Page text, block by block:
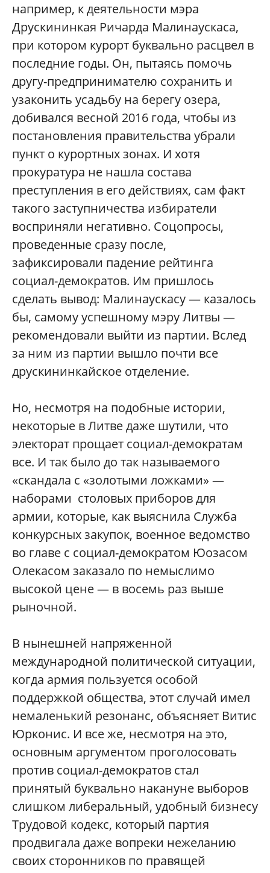
например, к деятельности мэра
Друскининкая Ричарда Малинаускаса,
при котором курорт буквально расцвел в
последние годы. Он, пытаясь помочь
другу-предпринимателю сохранить и
узаконить усадьбу на берегу озера,
добивался весной 2016 года, чтобы из
постановления правительства убрали
пункт о курортных зонах. И хотя
прокуратура не нашла состава
преступления в его действиях, сам факт
такого заступничества избиратели
восприняли негативно. Соцопросы,
проведенные сразу после,
зафиксировали падение рейтинга
социал-демократов. Им пришлось
сделать вывод: Малинаускасу — казалось
бы, самому успешному мэру Литвы —
рекомендовали выйти из партии. Вслед
за ним из партии вышло почти все
друскининкайское отделение.
Но, несмотря на подобные истории,
некоторые в Литве даже шутили, что
электорат прощает социал-демократам
все. И так было до так называемого
«скандала с «золотыми ложками» —
наборами столовых приборов для
армии, которые, как выяснила Служба
конкурсных закупок, военное ведомство
во главе с социал-демократом Юозасом
Олекасом заказало по немыслимо
высокой цене — в восемь раз выше
рыночной.
В нынешней напряженной
международной политической ситуации,
когда армия пользуется особой
поддержкой общества, этот случай имел
немаленький резонанс, объясняет Витис
Юрконис. И все же, несмотря на это,
основным аргументом проголосовать
против социал-демократов стал
принятый буквально накануне выборов
слишком либеральный, удобный бизнесу
Трудовой кодекс, который партия
продвигала даже вопреки нежеланию
своих сторонников по правящей